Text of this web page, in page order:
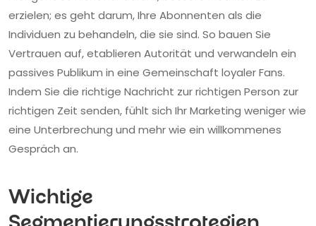
erzielen; es geht darum, Ihre Abonnenten als die
Individuen zu behandeln, die sie sind. So bauen Sie
Vertrauen auf, etablieren Autorität und verwandeln ein
passives Publikum in eine Gemeinschaft loyaler Fans.
Indem Sie die richtige Nachricht zur richtigen Person zur
richtigen Zeit senden, fühlt sich Ihr Marketing weniger wie
eine Unterbrechung und mehr wie ein willkommenes
Gespräch an.
Wichtige